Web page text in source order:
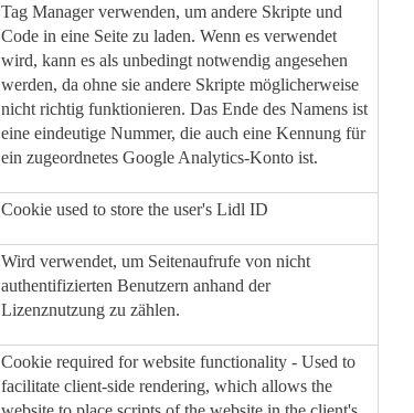
Tag Manager verwenden, um andere Skripte und
Code in eine Seite zu laden. Wenn es verwendet
wird, kann es als unbedingt notwendig angesehen
werden, da ohne sie andere Skripte möglicherweise
nicht richtig funktionieren. Das Ende des Namens ist
eine eindeutige Nummer, die auch eine Kennung für
ein zugeordnetes Google Analytics-Konto ist.
Cookie used to store the user's Lidl ID
Wird verwendet, um Seitenaufrufe von nicht
authentifizierten Benutzern anhand der
Lizenznutzung zu zählen.
Cookie required for website functionality - Used to
facilitate client-side rendering, which allows the